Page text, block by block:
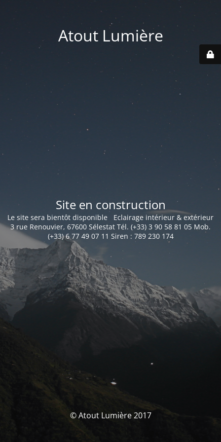
Atout Lumière
Site en construction
Le site sera bientôt disponible Eclairage intérieur & extérieur
3 rue Renouvier, 67600 Sélestat Tél. (+33) 3 90 58 81 05 Mob.
(+33) 6 77 49 07 11 Siren : 789 230 174
© Atout Lumière 2017